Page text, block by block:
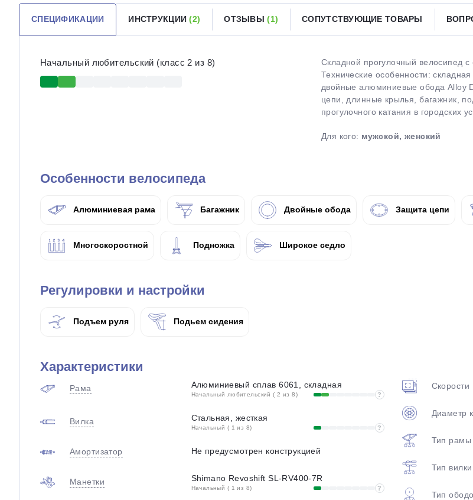
СПЕЦИФИКАЦИИ ИНСТРУКЦИИ(2) ОТЗЫВЫ(1) СОПУТСТВУЮЩИЕ ТОВАРЫ
Начальный любительский (класс 2 из 8)
Складной прогулочный велосипед с
Технические особенности:
двойные алюминиевые обода Alloy
цепи, длинные крылья, багажник,
прогулочного катания в городских
Для кого: мужской, женский
Особенности велосипеда
Алюминиевая рама Багажник Двойные обода Защита цепи
Многоскоростной Подножка Широкое седло
Регулировки и настройки
Подъем руля Подьем сидения
Характеристики
Рама Алюминиевый сплав 6061, складная
Начальный любительский ( 2 из 8) ?
Вилка Стальная, жесткая
Начальный ( 1 из 8) ?
Амортизатор Не предусмотрен конструкцией
Манетки Shimano Revoshift SL-RV400-7R
Начальный ( 1 из 8) ?
Скорости
Диаметр
Тип рамы
Тип вилки
Тип
недели
Остались вопросы?